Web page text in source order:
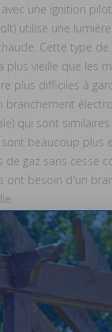
une ignition
utilise une
Cette type
plus vieille que les
plus difficiles à
branchement
qui sont similaires
beaucoup plus
de gaz sans cesse
ont besoin d'un
Taille de